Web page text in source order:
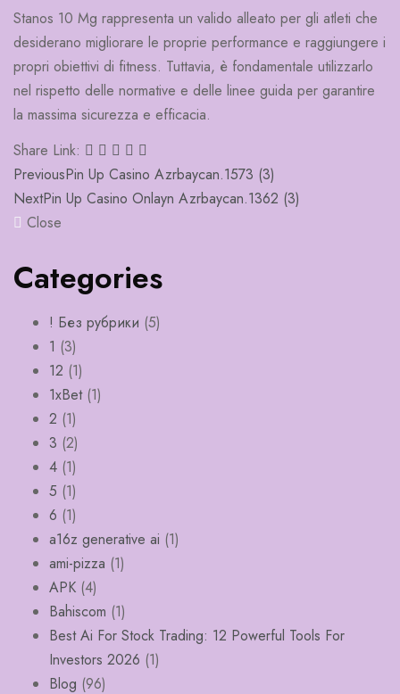
Stanos 10 Mg rappresenta un valido alleato per gli atleti che
desiderano migliorare le proprie performance e raggiungere i
propri obiettivi di fitness. Tuttavia, è fondamentale utilizzarlo
nel rispetto delle normative e delle linee guida per garantire
la massima sicurezza e efficacia.
Share Link:
Post
navigation
PreviousPin Up Casino Azrbaycan.1573 (3)
NextPin Up Casino Onlayn Azrbaycan.1362 (3)
Close
Categories
! Без рубрики (5)
1 (3)
12 (1)
1xBet(1)
2 (1)
3 (2)
4 (1)
5 (1)
6 (1)
a16z generative ai (1)
ami-pizza (1)
APK (4)
Bahiscom (1)
Best Ai For Stock Trading: 12 Powerful Tools For
Investors 2026 (1)
Blog (96)